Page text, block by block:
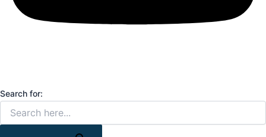
Search for: